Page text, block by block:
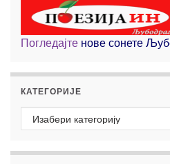
Погледајте нове сонете
КАТЕГОРИЈЕ
Категорије